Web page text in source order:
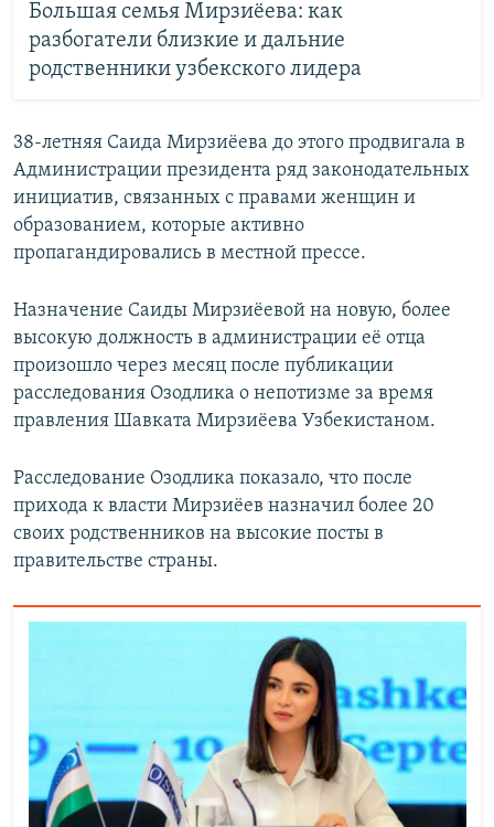
Большая семья Мирзиёева: как
разбогатели близкие и дальние
родственники узбекского лидера
38-летняя Саида Мирзиёева до этого продвигала в
Администрации президента ряд законодательных
инициатив, связанных с правами женщин и
образованием, которые активно
пропагандировались в местной прессе.
Назначение Саиды Мирзиёевой на новую, более
высокую должность в администрации её отца
произошло через месяц после публикации
расследования Озодлика о непотизме за время
правления Шавката Мирзиёева Узбекистаном.
Расследование Озодлика показало, что после
прихода к власти Мирзиёев назначил более 20
своих родственников на высокие посты в
правительстве страны.